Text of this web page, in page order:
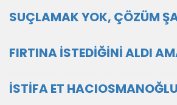
SUÇLAMAK YOK, ÇÖZÜM
FIRTINA İSTEDİĞİNİ ALDI
İSTİFA ET